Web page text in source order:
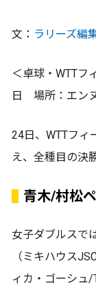
文： ラリーズ編
＜卓球・WTT
日 場所：エン
24日、WTTフィ
え、全種目の決
青木/村松
女子ダブルスで
（ミキハウス
ィカ・ゴーシュ/